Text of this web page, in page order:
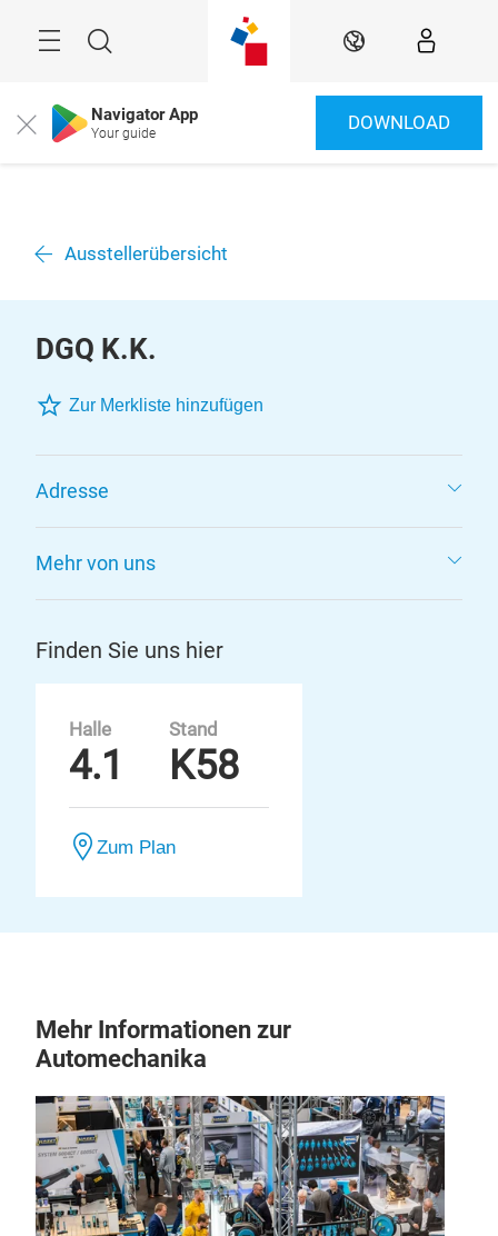
Suche DE
Close Navigator App
Your guide DOWNLOAD
Ausstellerübersicht
DGQ K.K.
Zur Merkliste hinzufügen
Adresse
Mehr von uns
Finden Sie uns hier
Halle
4.1
Stand
K58
Zum Plan
Mehr Informationen zur
Automechanika